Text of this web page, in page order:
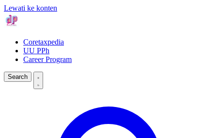
Lewati ke konten
Coretaxpedia
UU PPh
Career Program
Search